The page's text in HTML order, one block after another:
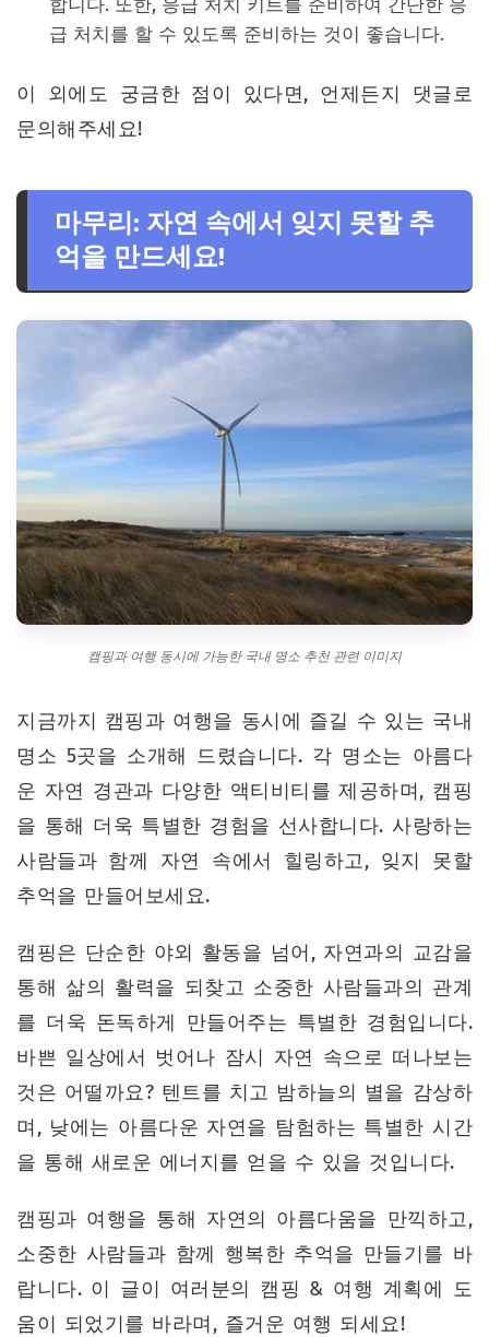
합니다. 또한, 응급 처치 키트를 준비하여 간단한 응
급 처치를 할 수 있도록 준비하는 것이 좋습니다.
이 외에도 궁금한 점이 있다면, 언제든지 댓글로
문의해주세요!
마무리: 자연 속에서 잊지 못할 추
억을 만드세요!
캠핑과 여행 동시에 가능한 국내 명소 추천 관련 이미지
지금까지 캠핑과 여행을 동시에 즐길 수 있는 국내
명소 5곳을 소개해 드렸습니다. 각 명소는 아름다
운 자연 경관과 다양한 액티비티를 제공하며, 캠핑
을 통해 더욱 특별한 경험을 선사합니다. 사랑하는
사람들과 함께 자연 속에서 힐링하고, 잊지 못할
추억을 만들어보세요.
캠핑은 단순한 야외 활동을 넘어, 자연과의 교감을
통해 삶의 활력을 되찾고 소중한 사람들과의 관계
를 더욱 돈독하게 만들어주는 특별한 경험입니다.
바쁜 일상에서 벗어나 잠시 자연 속으로 떠나보는
것은 어떨까요? 텐트를 치고 밤하늘의 별을 감상하
며, 낮에는 아름다운 자연을 탐험하는 특별한 시간
을 통해 새로운 에너지를 얻을 수 있을 것입니다.
캠핑과 여행을 통해 자연의 아름다움을 만끽하고,
소중한 사람들과 함께 행복한 추억을 만들기를 바
랍니다. 이 글이 여러분의 캠핑 & 여행 계획에 도
움이 되었기를 바라며, 즐거운 여행 되세요!